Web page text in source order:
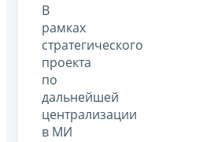
В
рамках
стратегического
проекта
по
дальнейшей
централизации
в МИ